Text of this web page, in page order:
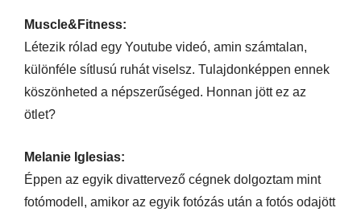
Muscle&Fitness:
Létezik rólad egy Youtube videó, amin számtalan,
különféle sítlusú ruhát viselsz. Tulajdonképpen ennek
köszönheted a népszerűséged. Honnan jött ez az
ötlet?
Melanie Iglesias:
Éppen az egyik divattervező cégnek dolgoztam mint
fotómodell, amikor az egyik fotózás után a fotós odajött